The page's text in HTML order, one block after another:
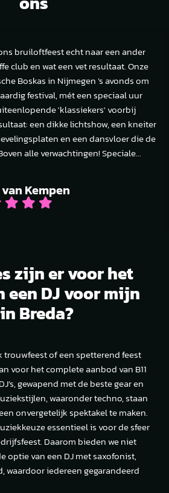
bruiloftfeest echt naar een ander
club en wat een vet resultaat. Onze
Boskas in Nijmegen ’s avonds om
festival, mét een speciaal uur
'klassiekers' voorbij
een dikke lichtshow, een kneiter
en een dansvloer die de
alle verwachtingen! Speciale...
Kempen
zijn er voor het
een DJ voor mijn
Breda?
trouwfeest of een spetterend feest
voor het complete aanbod van B11
gewapend met de beste gear en
waaronder techno, staan
onvergetelijk spektakel te maken.
essentieel is voor de sfeer
Daarom bieden we niet
optie van een DJ met saxofonist,
waardoor iedereen gegarandeerd